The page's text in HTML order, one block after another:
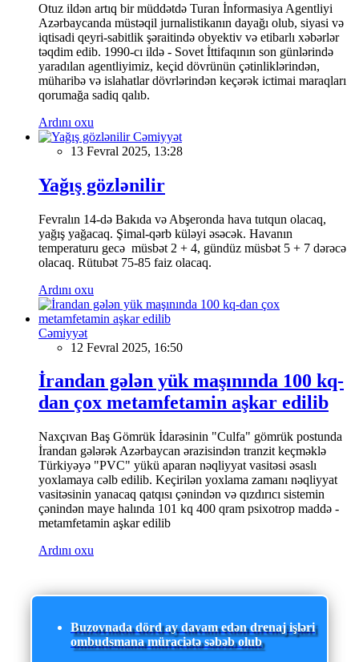
Otuz ildən artıq bir müddətdə Turan İnformasiya Agentliyi
Azərbaycanda müstəqil jurnalistikanın dayağı olub, siyasi və
iqtisadi qeyri-sabitlik şəraitində obyektiv və etibarlı xəbərlər
təqdim edib. 1990-cı ildə - Sovet İttifaqının son günlərində
yaradılan agentliyimiz, keçid dövrünün çətinliklərindən,
müharibə və islahatlar dövrlərindən keçərək ictimai maraqları
qorumağa sadiq qalıb.
Ardını oxu
Cəmiyyət
13 Fevral 2025, 13:28
Yağış gözlənilir
Fevralın 14-də Bakıda və Abşeronda hava tutqun olacaq,
yağış yağacaq. Şimal-qərb küləyi əsəcək. Havanın
temperaturu gecə müsbət 2 + 4, gündüz müsbət 5 + 7 dərəcə
olacaq. Rütubət 75-85 faiz olacaq.
Ardını oxu
Cəmiyyət
12 Fevral 2025, 16:50
İrandan gələn yük maşınında 100 kq-
dan çox metamfetamin aşkar edilib
Naxçıvan Baş Gömrük İdarəsinin "Culfa" gömrük postunda
İrandan gələrək Azərbaycan ərazisindən tranzit keçməklə
Türkiyəyə "PVC" yükü aparan nəqliyyat vasitəsi əsaslı
yoxlamaya cəlb edilib. Keçirilən yoxlama zamanı nəqliyyat
vasitəsinin yanacaq qatqısı çənindən və qızdırıcı sistemin
çənindən maye halında 101 kq 400 qram psixotrop maddə -
metamfetamin aşkar edilib
Ardını oxu
Buzovnada dörd ay davam edən drenaj işləri
ombudsmana müraciətə səbəb olub